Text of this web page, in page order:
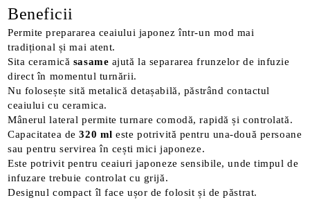
Beneficii
Permite prepararea ceaiului japonez într-un mod mai
tradițional și mai atent.
Sita ceramică sasame ajută la separarea frunzelor de infuzie
direct în momentul turnării.
Nu folosește sită metalică detașabilă, păstrând contactul
ceaiului cu ceramica.
Mânerul lateral permite turnare comodă, rapidă și controlată.
Capacitatea de320 ml este potrivită pentru una-două persoane
sau pentru servirea în cești mici japoneze.
Este potrivit pentru ceaiuri japoneze sensibile, unde timpul de
infuzare trebuie controlat cu grijă.
Designul compact îl face ușor de folosit și de păstrat.